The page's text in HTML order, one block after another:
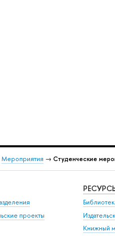
Мероприятия → Студенческие
проекты
Книжный